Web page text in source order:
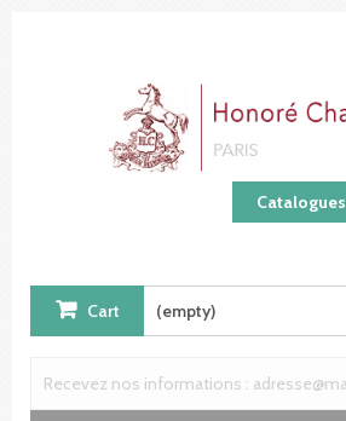
Catalogues
Cart (empty)